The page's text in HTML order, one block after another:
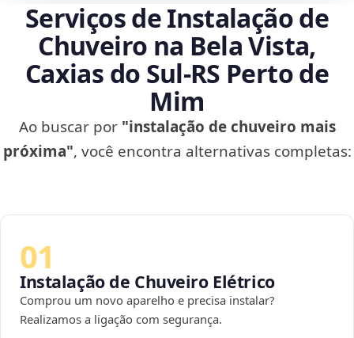
Serviços de Instalação de
Chuveiro na Bela Vista,
Caxias do Sul‑RS Perto de
Mim
Ao buscar por "instalação de chuveiro mais
próxima", você encontra alternativas completas:
01
Instalação de Chuveiro Elétrico
Comprou um novo aparelho e precisa instalar?
Realizamos a ligação com segurança.